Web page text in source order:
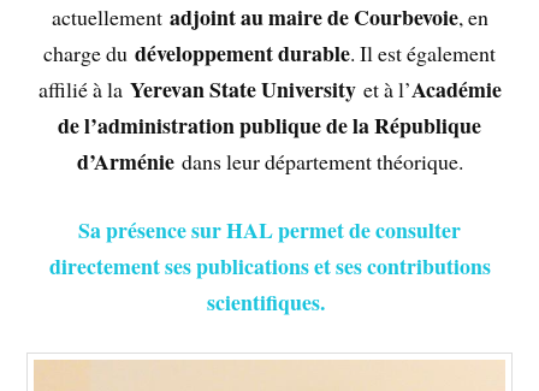
actuellement adjoint au maire de Courbevoie, en
charge du développement durable. Il est également
affilié à la Yerevan State Universityet à l’Académie
de l’administration publique de la République
d’Arméniedans leur département théorique.
Sa présence sur HAL permet de consulter
directement ses publications et ses contributions
scientifiques.